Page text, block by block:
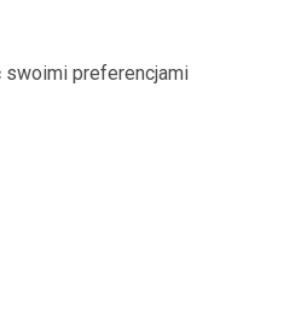
swoimi preferencjami